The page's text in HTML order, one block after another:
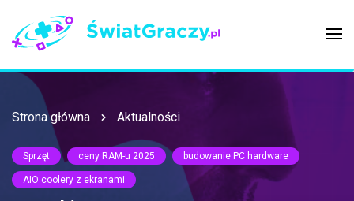
Strona główna Aktualności
Sprzęt ceny RAM-u 2025 budowanie PC hardware
AIO coolery z ekranami